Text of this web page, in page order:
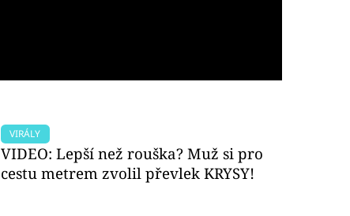
VIRÁLY
VIDEO: Lepší než rouška? Muž si pro
cestu metrem zvolil převlek KRYSY!